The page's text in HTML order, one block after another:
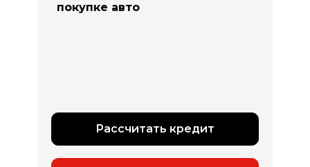
Рассчитать кредит
покупке авто